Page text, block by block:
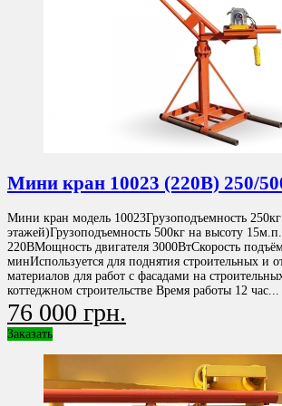
Мини кран 10023 (220В) 250/
Мини кран модель 10023Грузоподъемность
этажей)Грузоподъемность 500кг на высоту
220ВМощность двигателя 3000ВтСкорость
минИспользуется для поднятия строительных и
материалов для работ с фасадами на
коттеджном строительстве Время работы 12 час...
76 000 грн.
Заказать